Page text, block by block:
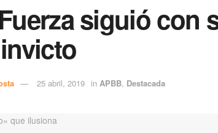
siguió con
25 abril, 2019 in APBB, Destacada